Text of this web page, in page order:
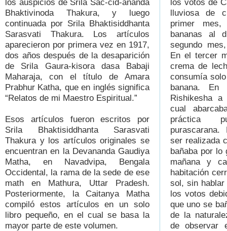
los auspicios de Srila Sac-cid-ananda
Bhaktivinoda Thakura, y luego
continuada por Srila Bhaktisiddhanta
Sarasvati Thakura. Los artículos
aparecieron por primera vez en 1917,
dos años después de la desaparición
de Srila Gaura-kisora dasa Babaji
Maharaja, con el título de Amara
Prabhur Katha, que en inglés significa
“Relatos de mi Maestro Espiritual.”
Esos artículos fueron escritos por
Srila Bhaktisiddhanta Sarasvati
Thakura y los artículos originales se
encuentran en la Devananda Gaudiya
Matha, en Navadvipa, Bengala
Occidental, la rama de la sede de ese
math en Mathura, Uttar Pradesh.
Posteriormente, la Caitanya Matha
compiló estos artículos en un solo
libro pequeño, en el cual se basa la
mayor parte de este volumen.
los votos de
lluviosa de
primer
bananas al
segundo
En el tercer
crema de
consumía
banana.
Rishikesha
cual
práctica
ser realizada
bañaba por lo
mañana y
habitación
sol, sin
los votos
que uno se
de la
de observar